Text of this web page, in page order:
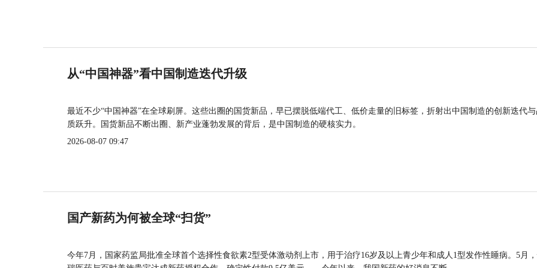
从“中国神器”看中国制造迭代升级
最近不少“中国神器”在全球刷屏。这些出圈的国货新品，早已摆脱低端代工、低价走量的旧标签，折射出中国制造的创新迭代
质跃升。国货新品不断出圈、新产业蓬勃发展的背后，是中国制造的硬核实力。
2026-08-07 09:47
国产新药为何被全球“扫货”
今年7月，国家药监局批准全球首个选择性食欲素2型受体激动剂上市，用于治疗16岁及以上青少年和成人1型发作性睡病。5月